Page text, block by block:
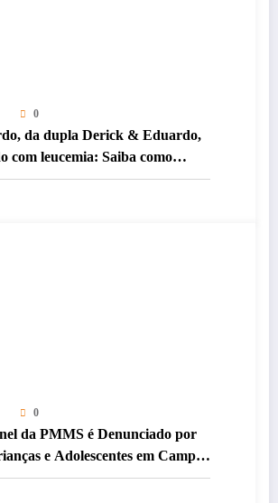
0
da dupla Derick & Eduardo,
com leucemia: Saiba como
0
da PMMS é Denunciado por
e Adolescentes em Campo